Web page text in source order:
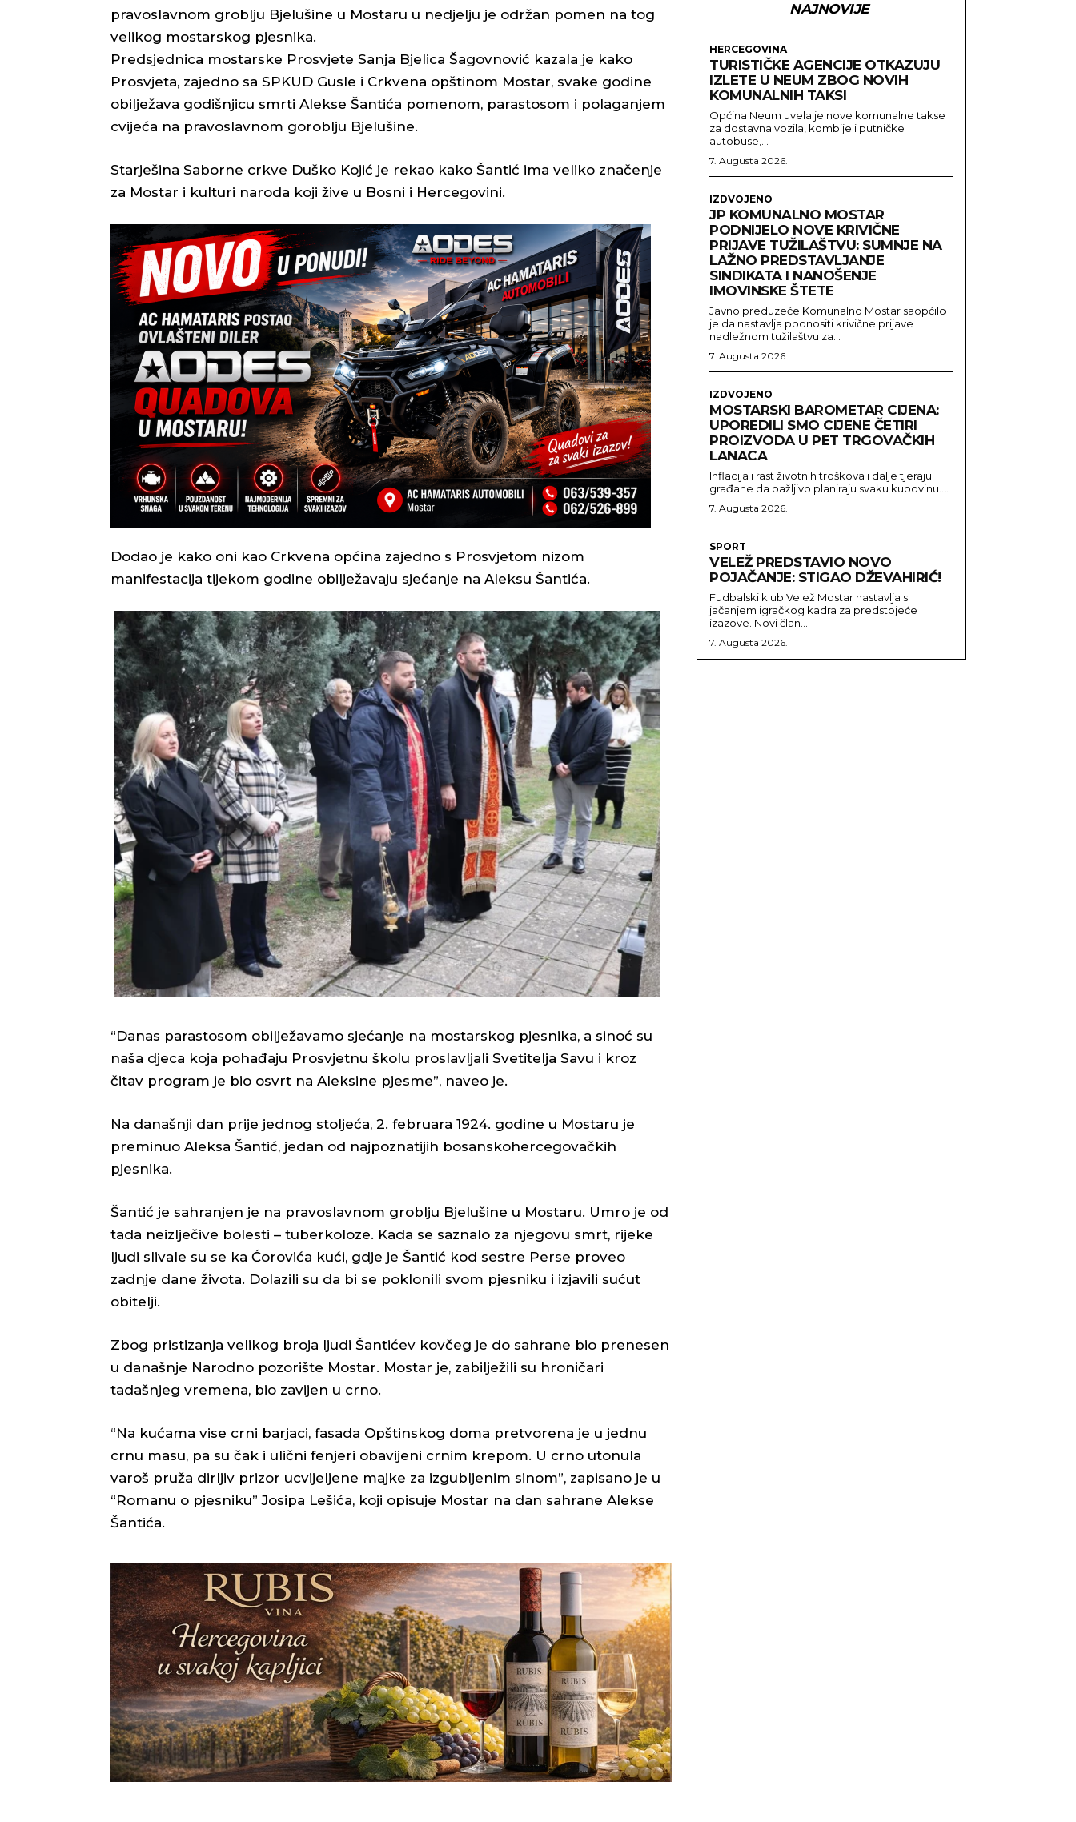
pravoslavnom groblju Bjelušine u Mostaru u nedjelju je održan pomen na tog
velikog mostarskog pjesnika.
Predsjednica mostarske Prosvjete Sanja Bjelica Šagovnović kazala je kako
Prosvjeta, zajedno sa SPKUD Gusle i Crkvena opštinom Mostar, svake godine
obilježava godišnjicu smrti Alekse Šantića pomenom, parastosom i polaganjem
cvijeća na pravoslavnom goroblju Bjelušine.
Starješina Saborne crkve Duško Kojić je rekao kako Šantić ima veliko značenje
za Mostar i kulturi naroda koji žive u Bosni i Hercegovini.
Dodao je kako oni kao Crkvena općina zajedno s Prosvjetom nizom
manifestacija tijekom godine obilježavaju sjećanje na Aleksu Šantića.
“Danas parastosom obilježavamo sjećanje na mostarskog pjesnika, a sinoć su
naša djeca koja pohađaju Prosvjetnu školu proslavljali Svetitelja Savu i kroz
čitav program je bio osvrt na Aleksine pjesme”, naveo je.
Na današnji dan prije jednog stoljeća, 2. februara 1924. godine u Mostaru je
preminuo Aleksa Šantić, jedan od najpoznatijih bosanskohercegovačkih
pjesnika.
Šantić je sahranjen je na pravoslavnom groblju Bjelušine u Mostaru. Umro je od
tada neizlječive bolesti – tuberkoloze. Kada se saznalo za njegovu smrt, rijeke
ljudi slivale su se ka Ćorovića kući, gdje je Šantić kod sestre Perse proveo
zadnje dane života. Dolazili su da bi se poklonili svom pjesniku i izjavili sućut
obitelji.
Zbog pristizanja velikog broja ljudi Šantićev kovčeg je do sahrane bio prenesen
u današnje Narodno pozorište Mostar. Mostar je, zabilježili su hroničari
tadašnjeg vremena, bio zavijen u crno.
“Na kućama vise crni barjaci, fasada Opštinskog doma pretvorena je u jednu
crnu masu, pa su čak i ulični fenjeri obavijeni crnim krepom. U crno utonula
varoš pruža dirljiv prizor ucvijeljene majke za izgubljenim sinom”, zapisano je u
“Romanu o pjesniku” Josipa Lešića, koji opisuje Mostar na dan sahrane Alekse
Šantića.
NAJNOVIJE
HERCEGOVINA
TURISTIČKE AGENCIJE OTKAZUJU
IZLETE U NEUM ZBOG NOVIH
KOMUNALNIH TAKSI
Općina Neum uvela je nove komunalne takse
za dostavna vozila, kombije i putničke
autobuse,...
7. Augusta 2026.
IZDVOJENO
JP KOMUNALNO MOSTAR
PODNIJELO NOVE KRIVIČNE
PRIJAVE TUŽILAŠTVU: SUMNJE NA
LAŽNO PREDSTAVLJANJE
SINDIKATA I NANOŠENJE
IMOVINSKE ŠTETE
Javno preduzeće Komunalno Mostar saopćilo
je da nastavlja podnositi krivične prijave
nadležnom tužilaštvu za...
7. Augusta 2026.
IZDVOJENO
MOSTARSKI BAROMETAR CIJENA:
UPOREDILI SMO CIJENE ČETIRI
PROIZVODA U PET TRGOVAČKIH
LANACA
Inflacija i rast životnih troškova i dalje tjeraju
građane da pažljivo planiraju svaku kupovinu....
7. Augusta 2026.
SPORT
VELEŽ PREDSTAVIO NOVO
POJAČANJE: STIGAO DŽEVAHIRIĆ!
Fudbalski klub Velež Mostar nastavlja s
jačanjem igračkog kadra za predstojeće
izazove. Novi član...
7. Augusta 2026.